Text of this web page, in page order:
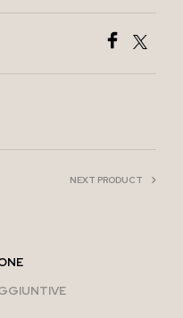
NEXT PRODUCT